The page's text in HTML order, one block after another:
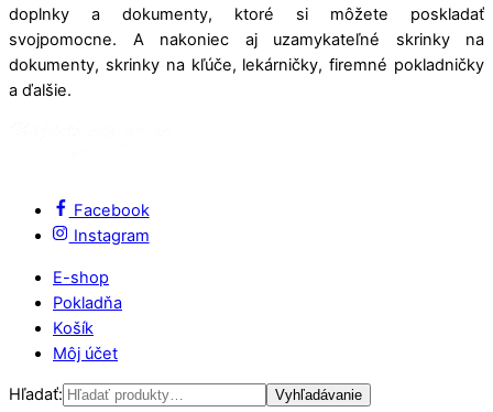
doplnky a dokumenty, ktoré si môžete poskladať
svojpomocne. A nakoniec aj uzamykateľné skrinky na
dokumenty, skrinky na kľúče, lekárničky, firemné pokladničky
a ďalšie.
Facebook
Instagram
E-shop
Pokladňa
Košík
Môj účet
Hľadať: Vyhľadávanie